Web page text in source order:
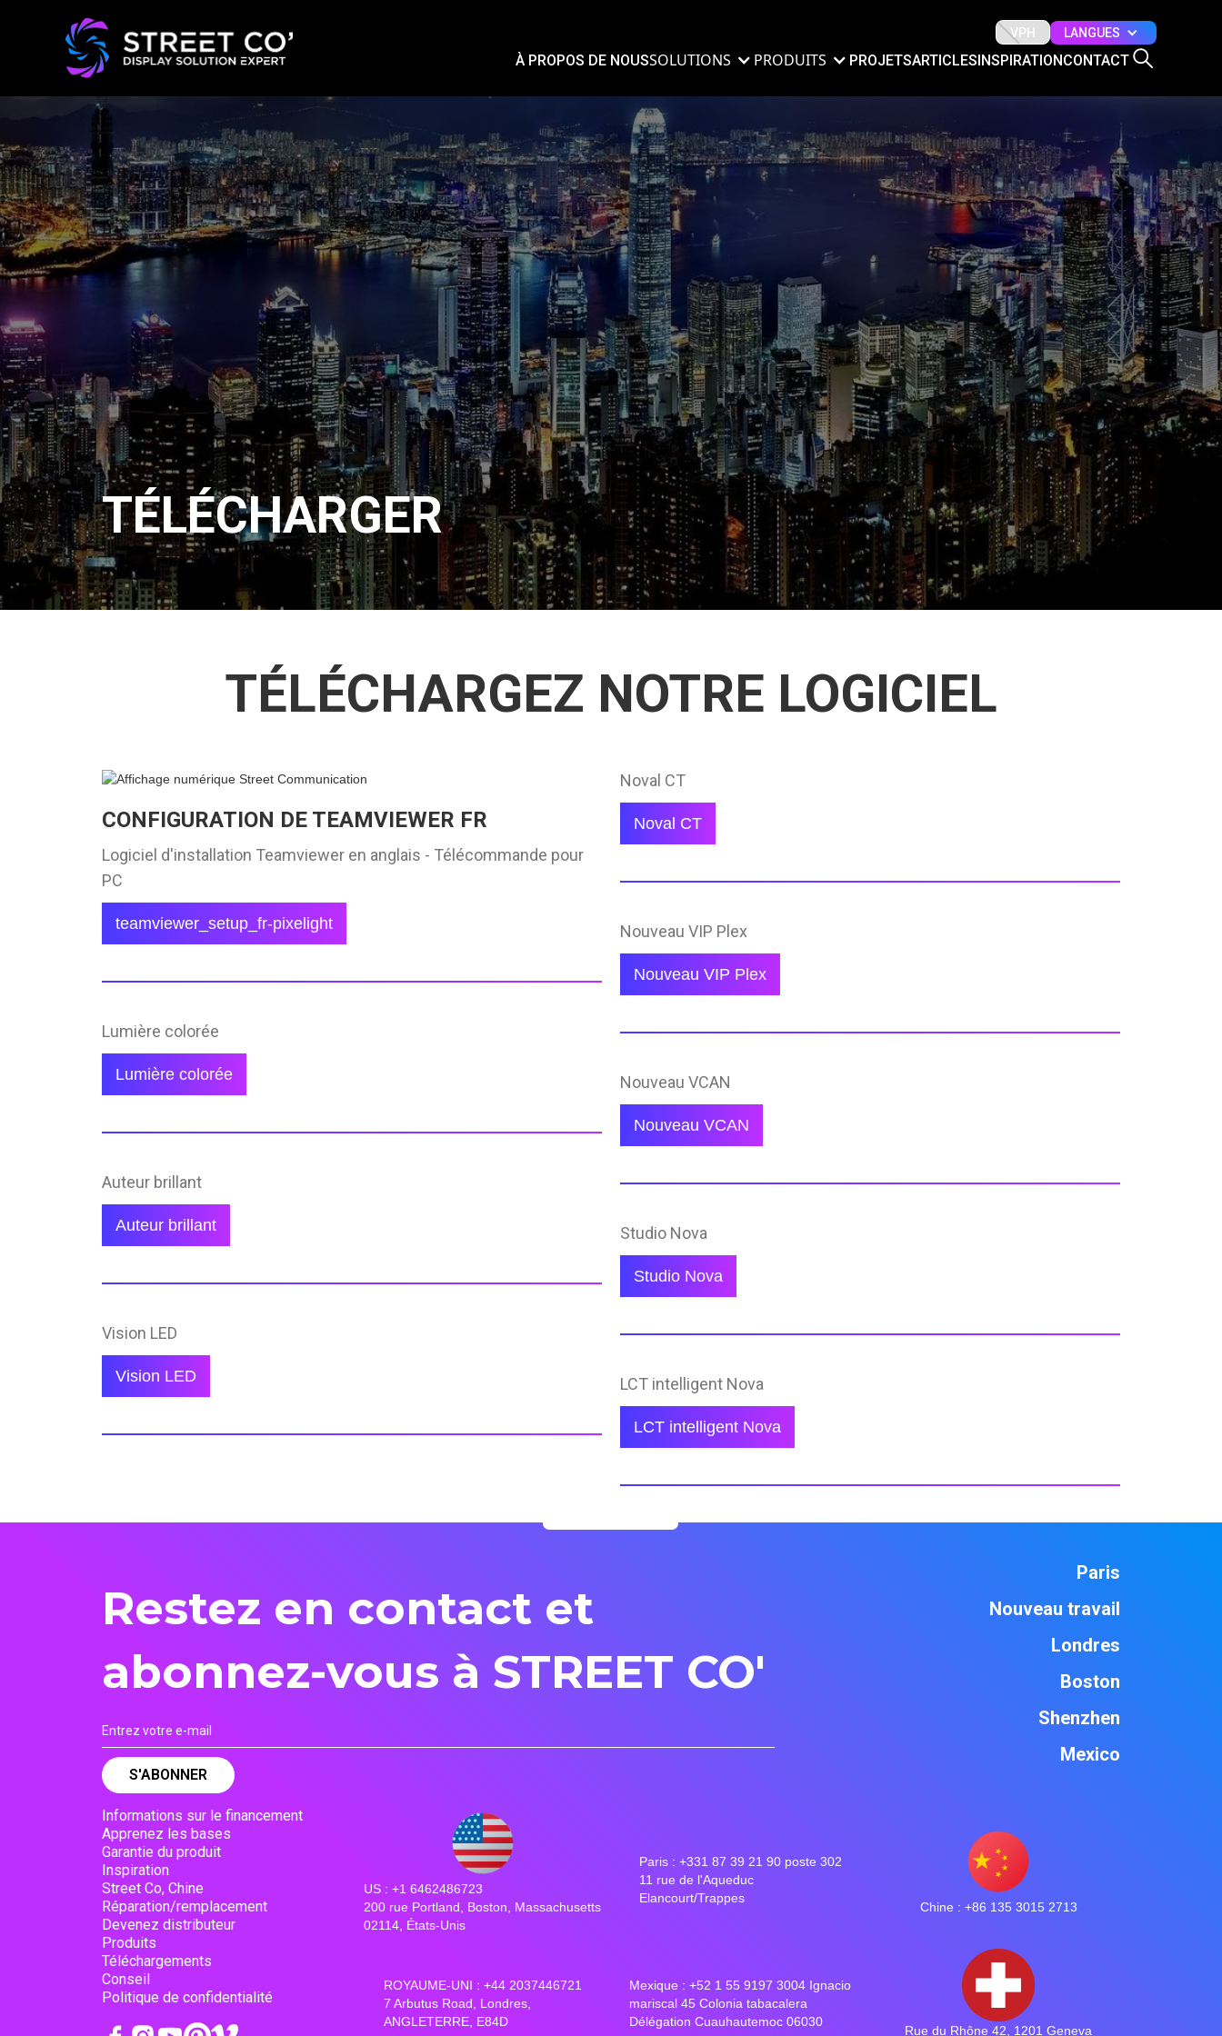
VPH LANGUES
À PROPOS DE NOUSSOLUTIONS PRODUITS PROJETSARTICLESINSPIRATIONCONTACT
TÉLÉCHARGER
TÉLÉCHARGEZ NOTRE LOGICIEL
CONFIGURATION DE TEAMVIEWER FR
Logiciel d'installation Teamviewer en anglais - Télécommande pour
PC
teamviewer_setup_fr-pixelight
Lumière colorée
Lumière colorée
Auteur brillant
Auteur brillant
Vision LED
Vision LED
Noval CT
Noval CT
Nouveau VIP Plex
Nouveau VIP Plex
Nouveau VCAN
Nouveau VCAN
Studio Nova
Studio Nova
LCT intelligent Nova
LCT intelligent Nova
Restez en contact et
abonnez-vous à STREET CO'
Paris
Nouveau travail
Londres
Boston
Shenzhen
Mexico
Informations sur le financement
Apprenez les bases
Garantie du produit
Inspiration
Street Co, Chine
Réparation/remplacement
Devenez distributeur
Produits
Téléchargements
Conseil
Politique de confidentialité
US : +1 6462486723
200 rue Portland, Boston, Massachusetts
02114, États-Unis
Paris : +331 87 39 21 90 poste 302
11 rue de l'Aqueduc
Elancourt/Trappes
Chine : +86 135 3015 2713
ROYAUME-UNI : +44 2037446721
7 Arbutus Road, Londres,
ANGLETERRE, E84D
Mexique : +52 1 55 9197 3004 Ignacio
mariscal 45 Colonia tabacalera
Délégation Cuauhautemoc 06030
Rue du Rhône 42, 1201 Geneva